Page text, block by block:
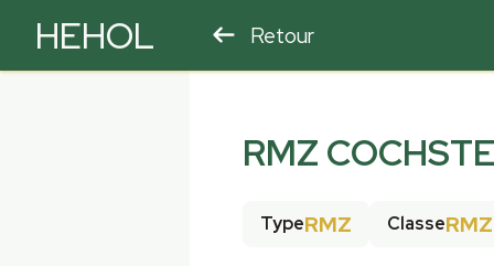
HEHOL Retour
RMZ
TypeRMZ ClasseRMZ